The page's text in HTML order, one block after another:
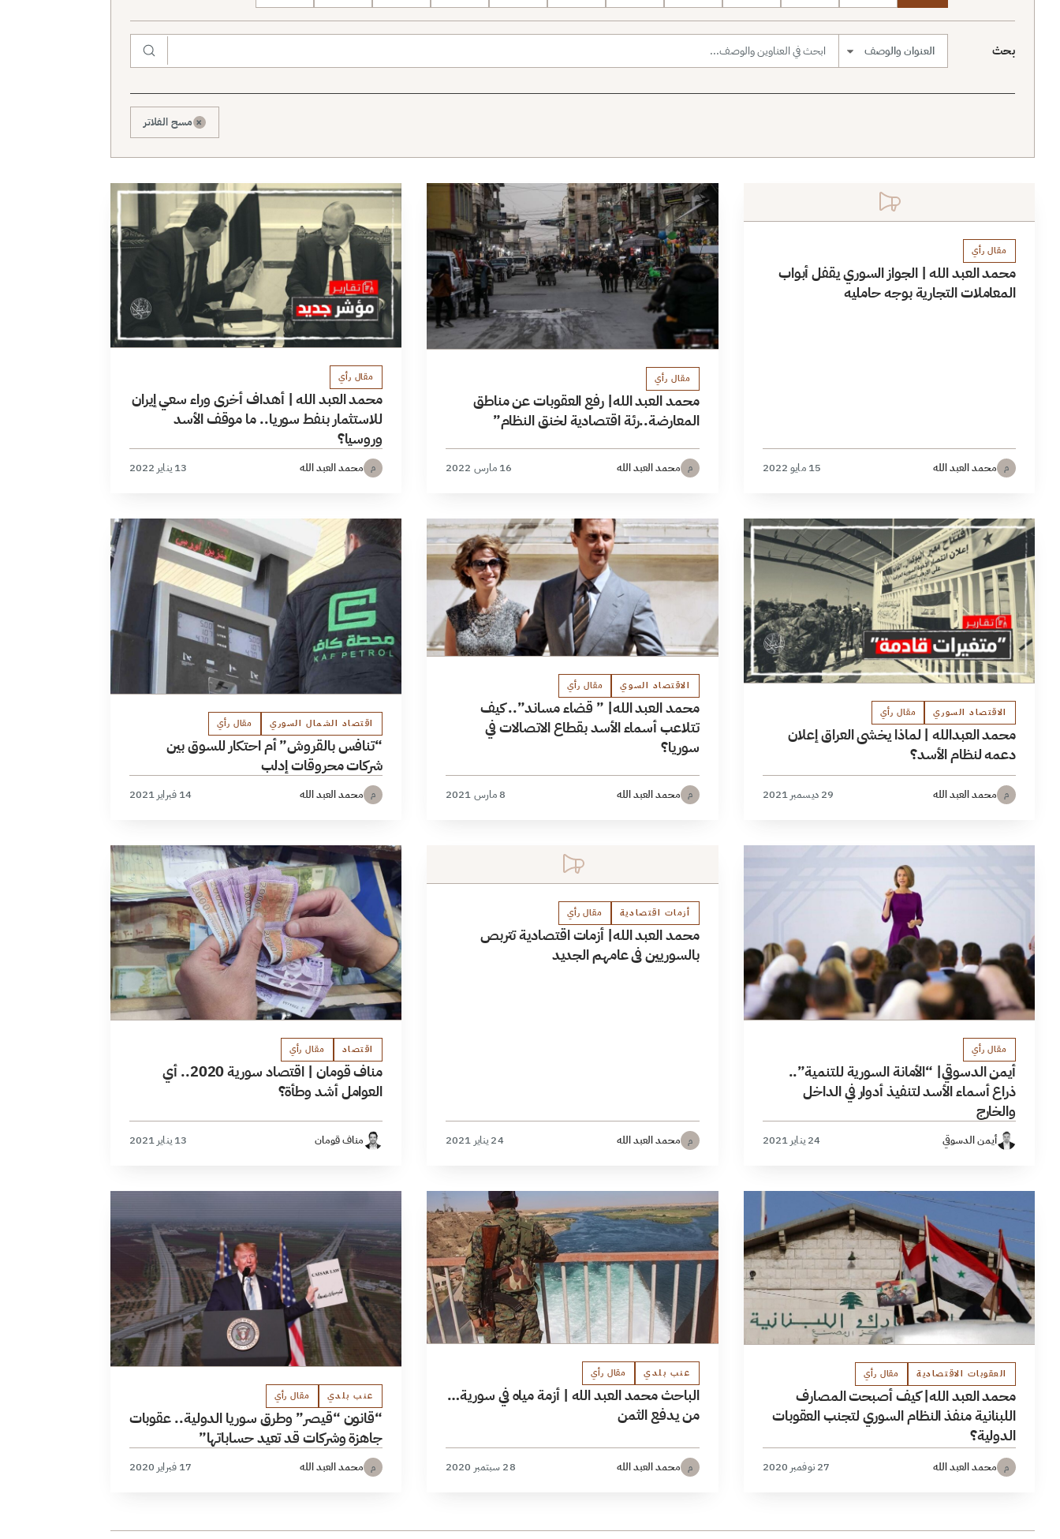
بحث نطاق البحث
× مسح الفلاتر
مقال رأي
محمد العبد الله | الجواز السوري يقفل أبواب
المعاملات التجارية بوجه حامليه
م محمد العبد الله 15 مايو 2022
مقال رأي
محمد العبد الله| رفع العقوبات عن مناطق
المعارضة..رئة اقتصادية لخنق النظام”
م محمد العبد الله 16 مارس 2022
مقال رأي
محمد العبد الله | أهداف أخرى وراء سعي إيران
للاستثمار بنفط سوريا.. ما موقف الأسد
وروسيا؟
م محمد العبد الله 13 يناير 2022
الاقتصاد السوري مقال رأي
محمد العبدالله | لماذا يخشى العراق إعلان
دعمه لنظام الأسد؟
م محمد العبد الله 29 ديسمبر 2021
الاقتصاد السوي مقال رأي
محمد العبد الله| ” قضاء مساند”.. كيف
تتلاعب أسماء الأسد بقطاع الاتصالات في
سوريا؟
م محمد العبد الله 8 مارس 2021
اقتصاد الشمال السوري مقال رأي
“تنافس بالقروش” أم احتكار للسوق بين
شركات محروقات إدلب
م محمد العبد الله 14 فبراير 2021
مقال رأي
أيمن الدسوقي| “الأمانة السورية للتنمية”..
ذراع أسماء الأسد لتنفيذ أدوار في الداخل
والخارج
أيمن الدسوقي 24 يناير 2021
أزمات اقتصادية مقال رأي
محمد العبد الله| أزمات اقتصادية تتربص
بالسوريين في عامهم الجديد
م محمد العبد الله 24 يناير 2021
اقتصاد مقال رأي
مناف قومان | اقتصاد سورية 2020.. أي
العوامل أشد وطأة؟
مناف قومان 13 يناير 2021
العقوبات الاقتصادية مقال رأي
محمد العبد الله| كيف أصبحت المصارف
اللبنانية منفذ النظام السوري لتجنب العقوبات
الدولية؟
م محمد العبد الله 27 نوفمبر 2020
عنب بلدي مقال رأي
الباحث محمد العبد الله | أزمة مياه في سورية…
من يدفع الثمن
م محمد العبد الله 28 سبتمبر 2020
عنب بلدي مقال رأي
“قانون “قيصر” وطرق سوريا الدولية.. عقوبات
جاهزة وشركات قد تعيد حساباتها”
م محمد العبد الله 17 فبراير 2020